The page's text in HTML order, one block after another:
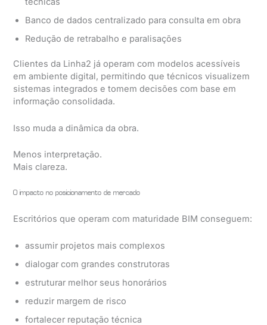
Banco de dados centralizado para consulta em obra
Redução de retrabalho e paralisações
Clientes da Linha2 já operam com modelos acessíveis
em ambiente digital, permitindo que técnicos visualizem
sistemas integrados e tomem decisões com base em
informação consolidada.
Isso muda a dinâmica da obra.
Menos interpretação.
Mais clareza.
O impacto no posicionamento de mercado
Escritórios que operam com maturidade BIM conseguem:
assumir projetos mais complexos
dialogar com grandes construtoras
estruturar melhor seus honorários
reduzir margem de risco
fortalecer reputação técnica